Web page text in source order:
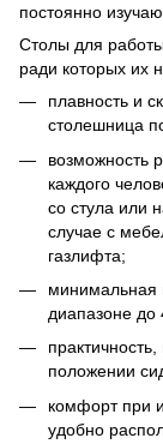
постоянно
Столы для
ради которых их
плавность и
столешница
возможность
каждого
со стула или
случае с
газлифта;
минимальная
диапазоне до
положении
комфорт при
удобно